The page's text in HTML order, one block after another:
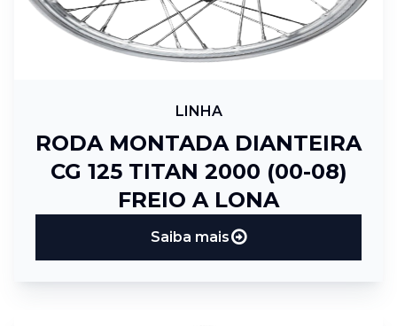
LINHA
RODA MONTADA DIANTEIRA
CG 125 TITAN 2000 (00-08)
FREIO A LONA
Saiba mais